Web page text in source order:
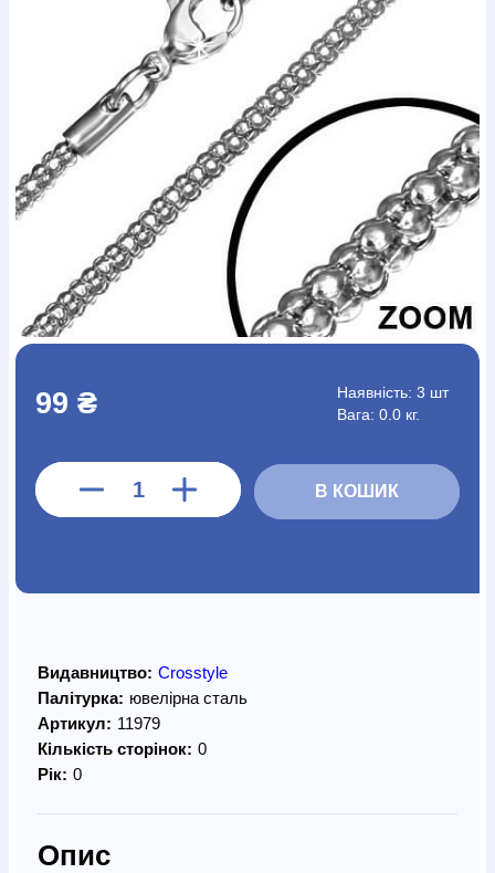
Шлюб і сім`я
Юдаїзм
Супутні товари
АудіоРучки кулькові ВідеоГалантерея
Закладки для книгФутболки Брелоки
БлокнотиЩоденники / щотижневики
Вироби з дерева
Вироби з кераміки і глиниВироби з срібла
Навчальні мапи
Шкіряні виробиМагніти
Металеві
вироби
НаклейкиНастільні ігри
Пакети
подарункові
ПлакатиПластмасові вироби
Хустки
Подарункові картки
Розвиваючі ігри РепринтиСвічки
Фотокартини Чохли на Библії
Головні убори
КалендаріКанцелярскі товари
Комп`ютерні ігри
ЛистівкиСувенирна продукція ГодинникиПазли
Книга в комплекті
(097) 880-6379
99 ₴ Наявність: 3 шт
Вага: 0.0 кг.
В КОШИК
Видавництво: Crosstyle
Палітурка: ювелірна сталь
Артикул: 11979
Кількість сторінок: 0
Рік: 0
Опис